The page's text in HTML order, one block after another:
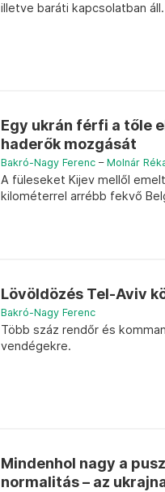
illetve baráti kapcsolatban áll.
Egy ukrán férfi a tőle
haderők mozgását
Bakró-Nagy Ferenc – Molnár
A füleseket Kijev mellől
kilométerrel arrébb fekvő
Lövöldözés Tel-Aviv
Bakró-Nagy Ferenc
Több száz rendőr és
vendégekre.
Mindenhol nagy a
normalitás – az